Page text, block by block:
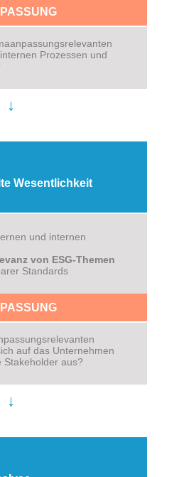
Prozessen und
↓
Wesentlichkeit
und internen
von ESG-Themen
Standards
auf das Unternehmen
Stakeholder aus?
↓